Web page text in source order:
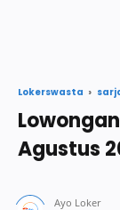
Lokerswasta
Agustus